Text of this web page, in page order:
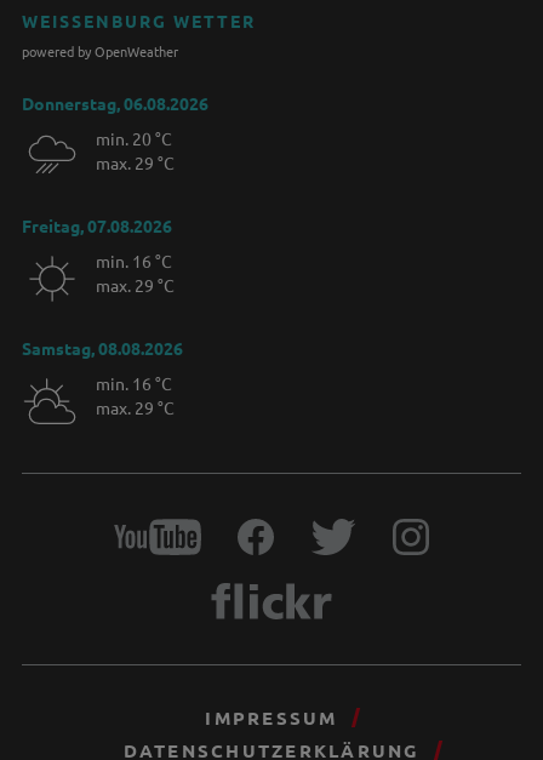
WEISSENBURG WETTER
powered by OpenWeather
Donnerstag, 06.08.2026
min. 20 °C
max. 29 °C
Freitag, 07.08.2026
min. 16 °C
max. 29 °C
Samstag, 08.08.2026
min. 16 °C
max. 29 °C
IMPRESSUM
DATENSCHUTZERKLÄRUNG